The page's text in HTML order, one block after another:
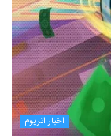
اخبار اتریوم